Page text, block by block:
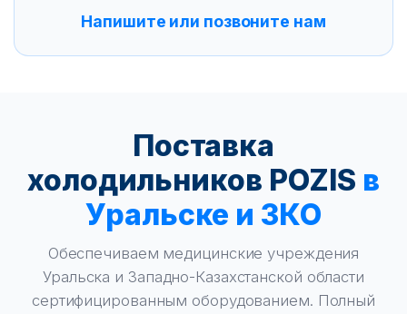
Напишите или позвоните нам
Поставка
холодильников POZIS в
Уральске и ЗКО
Обеспечиваем медицинские учреждения
Уральска и Западно-Казахстанской области
сертифицированным оборудованием. Полный